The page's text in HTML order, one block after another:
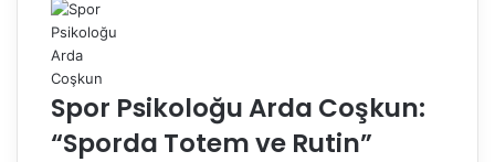
Spor Psikoloğu Arda Coşkun:
“Sporda Totem ve Rutin”